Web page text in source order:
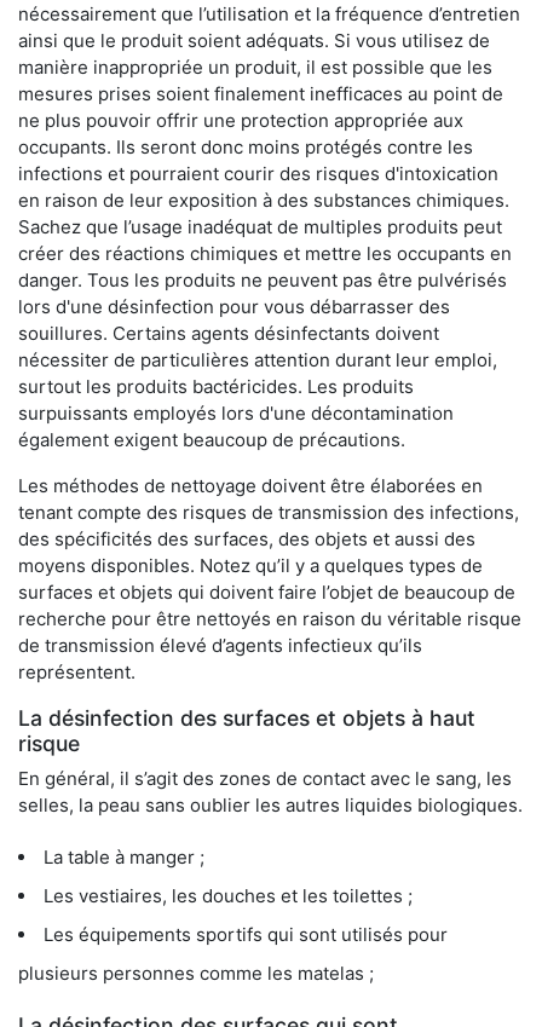
nécessairement que l’utilisation et la fréquence d’entretien
ainsi que le produit soient adéquats. Si vous utilisez de
manière inappropriée un produit, il est possible que les
mesures prises soient finalement inefficaces au point de
ne plus pouvoir offrir une protection appropriée aux
occupants. Ils seront donc moins protégés contre les
infections et pourraient courir des risques d'intoxication
en raison de leur exposition à des substances chimiques.
Sachez que l’usage inadéquat de multiples produits peut
créer des réactions chimiques et mettre les occupants en
danger. Tous les produits ne peuvent pas être pulvérisés
lors d'une désinfection pour vous débarrasser des
souillures. Certains agents désinfectants doivent
nécessiter de particulières attention durant leur emploi,
surtout les produits bactéricides. Les produits
surpuissants employés lors d'une décontamination
également exigent beaucoup de précautions.
Les méthodes de nettoyage doivent être élaborées en
tenant compte des risques de transmission des infections,
des spécificités des surfaces, des objets et aussi des
moyens disponibles. Notez qu’il y a quelques types de
surfaces et objets qui doivent faire l’objet de beaucoup de
recherche pour être nettoyés en raison du véritable risque
de transmission élevé d’agents infectieux qu’ils
représentent.
La désinfection des surfaces et objets à haut
risque
En général, il s’agit des zones de contact avec le sang, les
selles, la peau sans oublier les autres liquides biologiques.
La table à manger ;
Les vestiaires, les douches et les toilettes ;
Les équipements sportifs qui sont utilisés pour
plusieurs personnes comme les matelas ;